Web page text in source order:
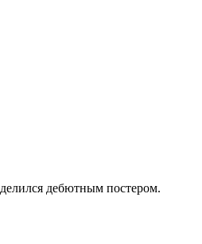
дебютным постером.